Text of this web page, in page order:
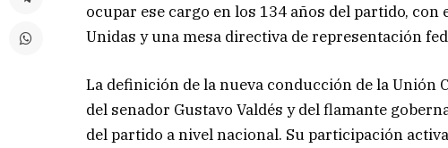
ocupar ese cargo en los 134 años del partido,
Unidas y una mesa directiva de representación
La definición de la nueva conducción de la Unión
del senador Gustavo Valdés y del flamante
del partido a nivel nacional. Su participación